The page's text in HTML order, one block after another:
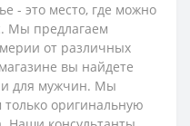
- это место, где можно
Мы предлагаем
от различных
вы найдете
и для мужчин. Мы
только оригинальную